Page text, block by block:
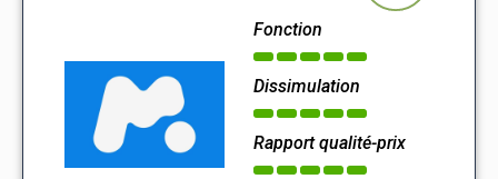
Fonction
Dissimulation
Rapport qualité-prix